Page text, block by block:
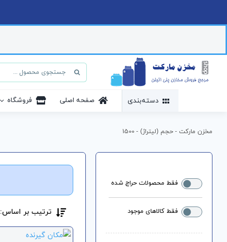
جستجو
برای:
دسته‌بندی صفحه اصلی فروشگاه
مخزن مارکت - حجم (لیتراژ) -
1500
فقط محصولات حراج شده
فقط کالاهای موجود ترتیب بر اساس: